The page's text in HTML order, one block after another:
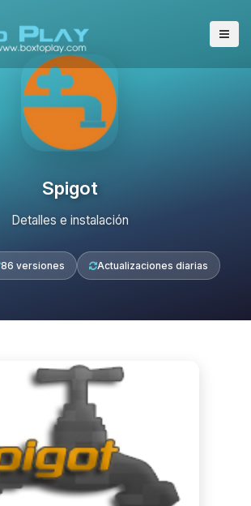
Spigot
Detalles e instalación
86 versiones Actualizaciones diarias